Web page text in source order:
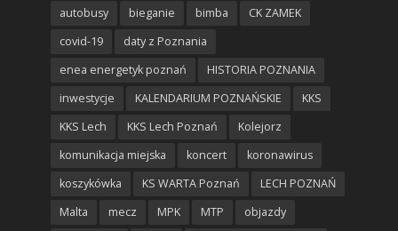
autobusy bieganie bimba
CK ZAMEK
covid-19
daty z Poznania
enea energetyk poznań
HISTORIA POZNANIA
inwestycje
KALENDARIUM POZNAŃSKIE
KKS
KKS Lech
KKS Lech Poznań
Kolejorz
komunikacja miejska
koncert
koronawirus
koszykówka
KS WARTA Poznań
LECH POZNAŃ
Malta
mecz MPK MTP
objazdy